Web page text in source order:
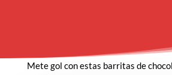
Mete gol con estas barritas de